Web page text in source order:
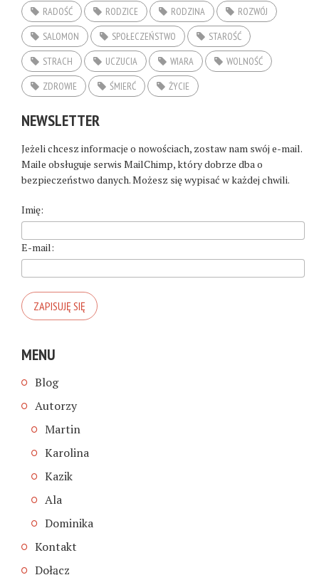
RADOŚĆ
RODZICE RODZINA
ROZWÓJ
SALOMON
SPOŁECZEŃSTWO
STAROŚĆ
STRACH
UCZUCIA WIARA
WOLNOŚĆ
ZDROWIE
ŚMIERĆ ŻYCIE
NEWSLETTER
Jeżeli chcesz informacje o nowościach, zostaw nam swój e-mail.
Maile obsługuje serwis MailChimp, który dobrze dba o
bezpieczeństwo danych. Możesz się wypisać w każdej chwili.
Imię:
E-mail:
MENU
Blog
Autorzy
Martin
Karolina
Kazik
Ala
Dominika
Kontakt
Dołącz